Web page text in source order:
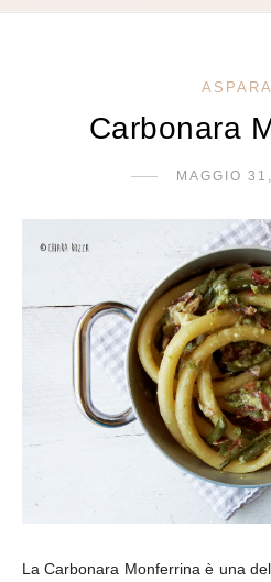
Carbonara
MAGGIO
La Carbonara Monferrina è una